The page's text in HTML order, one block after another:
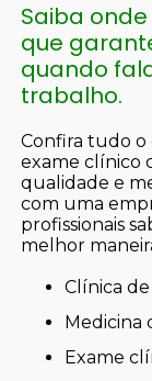
Saiba
que
quando
trabalho.
Confira tudo o
exame clínico
qualidade e
com uma
profissionais
melhor
clínica
exame